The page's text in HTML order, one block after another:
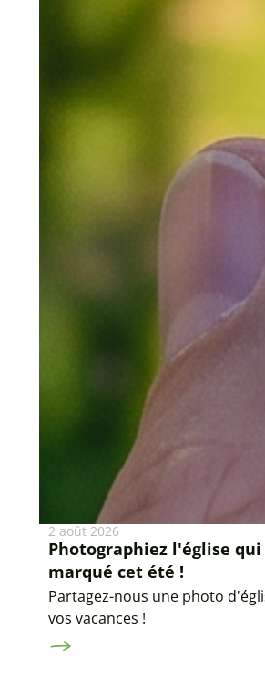
2 août 2026
Photographiez l'église qui
marqué cet été !
Partagez-nous une photo
vos vacances !